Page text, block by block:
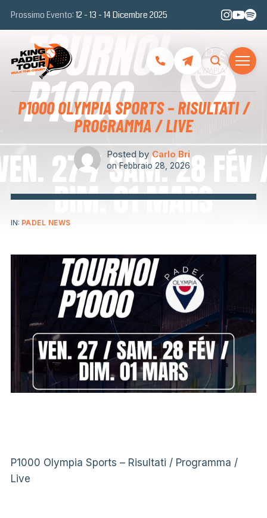
Prossimo Evento: 12 - 13 - 14 Dicembre 2025
P1000 OLYMPIA SPORTS – RISULTATI /
PROGRAMMA / LIVE
Posted by Carlo Bri
on Febbraio 28, 2026
IN: PADEL NEWS
P1000 Olympia Sports – Risultati / Programma /
Live